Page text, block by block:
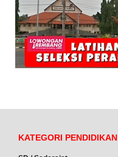
KATEGORI PENDIDIKAN